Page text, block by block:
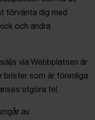
förvänta dig med
och andra
via Webbplatsen är
brister som är förenliga
utgöra fel.
av